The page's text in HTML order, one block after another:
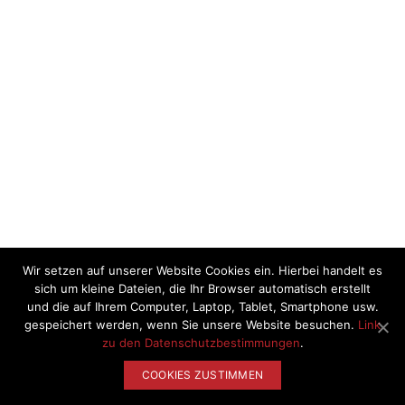
Wir setzen auf unserer Website Cookies ein. Hierbei handelt es
sich um kleine Dateien, die Ihr Browser automatisch erstellt
und die auf Ihrem Computer, Laptop, Tablet, Smartphone usw.
gespeichert werden, wenn Sie unsere Website besuchen. Link
zu den Datenschutzbestimmungen.
COOKIES ZUSTIMMEN